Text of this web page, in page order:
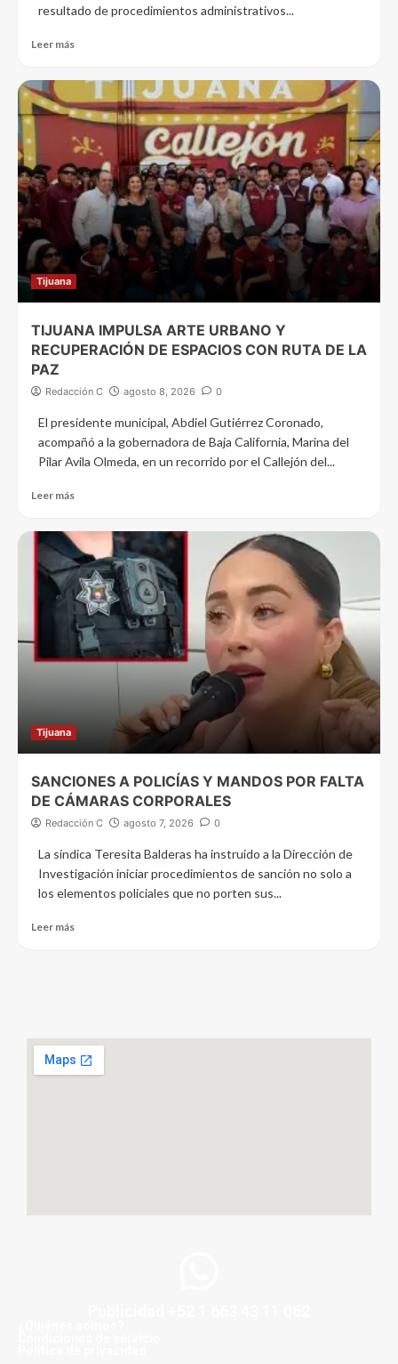
resultado de procedimientos administrativos...
Leer más
Tijuana
TIJUANA IMPULSA ARTE URBANO Y
RECUPERACIÓN DE ESPACIOS CON RUTA DE LA
PAZ
Redacción C agosto 8, 2026 0
El presidente municipal, Abdiel Gutiérrez Coronado,
acompañó a la gobernadora de Baja California, Marina del
Pilar Avila Olmeda, en un recorrido por el Callejón del...
Leer más
Tijuana
SANCIONES A POLICÍAS Y MANDOS POR FALTA
DE CÁMARAS CORPORALES
Redacción C agosto 7, 2026 0
La síndica Teresita Balderas ha instruido a la Dirección de
Investigación iniciar procedimientos de sanción no solo a
los elementos policiales que no porten sus...
Leer más